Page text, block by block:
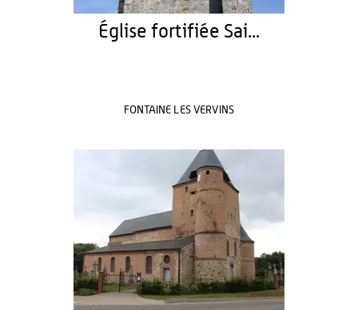
Église fortifiée Sai...
FONTAINE LES VERVINS